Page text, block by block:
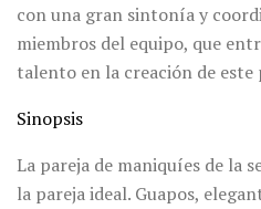
con una gran sintonía y
miembros del equipo, que
talento en la creación de este
Sinopsis
La pareja de maniquíes de la
la pareja ideal. Guapos,